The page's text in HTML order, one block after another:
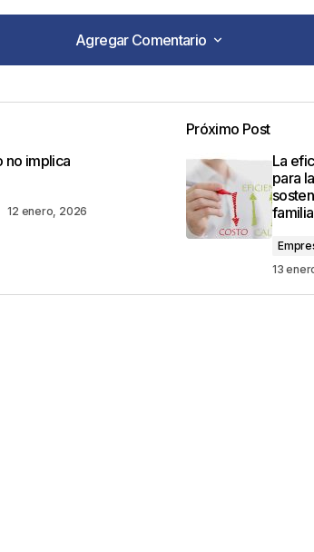
Agregar Comentario
Agregar Comentario
no será publicada.
Los campos
no implica
12 enero, 2026
Próximo Post
La
para
13